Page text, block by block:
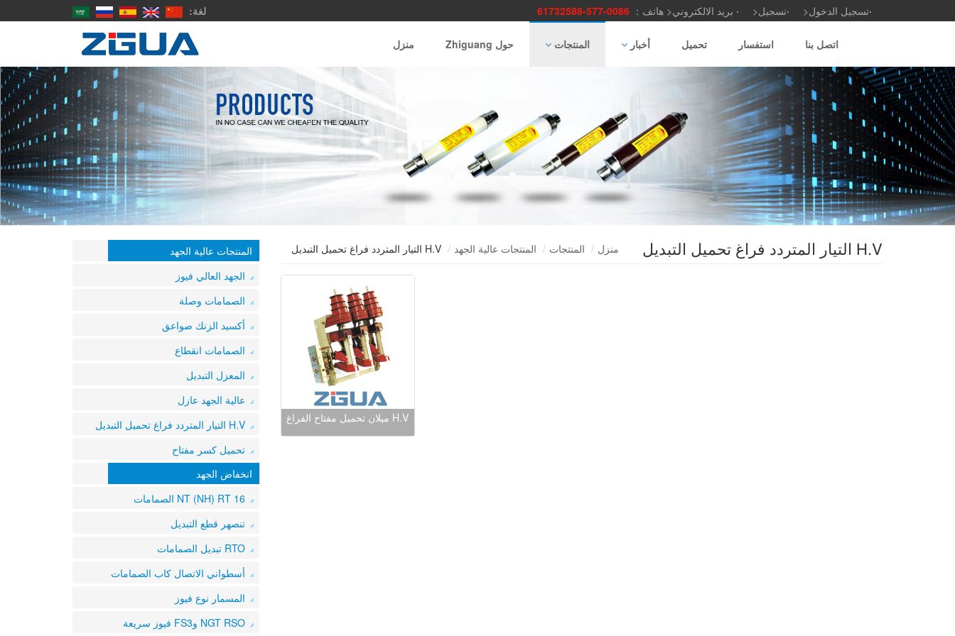
لغة: تسجيل الدخول< تسجيل< بريد الالكتروني< هاتف： 0086-577-61732588
منزل حول Zhiguang المنتجات أخبار تحميل استفسار اتصل بنا
المنتجات عالية الجهد
الجهد العالي فيوز
الصمامات وصلة
أكسيد الزنك صواعق
الصمامات انقطاع
المعزل التبديل
عالية الجهد عازل
H.V التيار المتردد فراغ تحميل التبديل
تحميل كسر مفتاح
انخفاض الجهد
NT (NH) RT 16 الصمامات
تنصهر قطع التبديل
RTO تبديل الصمامات
أسطواني الاتصال كاب الصمامات
المسمار نوع فيوز
NGT RSO وFS3 فيوز سريعة
H.V التيار المتردد فراغ تحميل التبديل منزل المنتجات المنتجات عالية الجهد H.V التيار المتردد فراغ تحميل التبديل
H.V ميلان تحميل مفتاح الفراغ